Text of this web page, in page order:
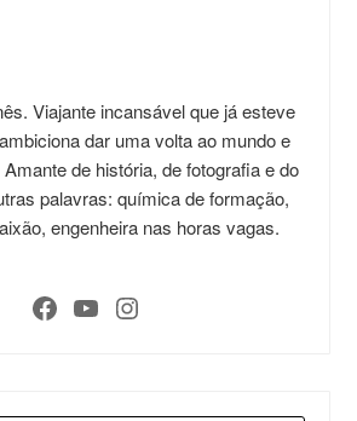
Viajante incansável que já esteve
dar uma volta ao mundo e
de história, de fotografia e do
palavras: química de formação,
engenheira nas horas vagas.